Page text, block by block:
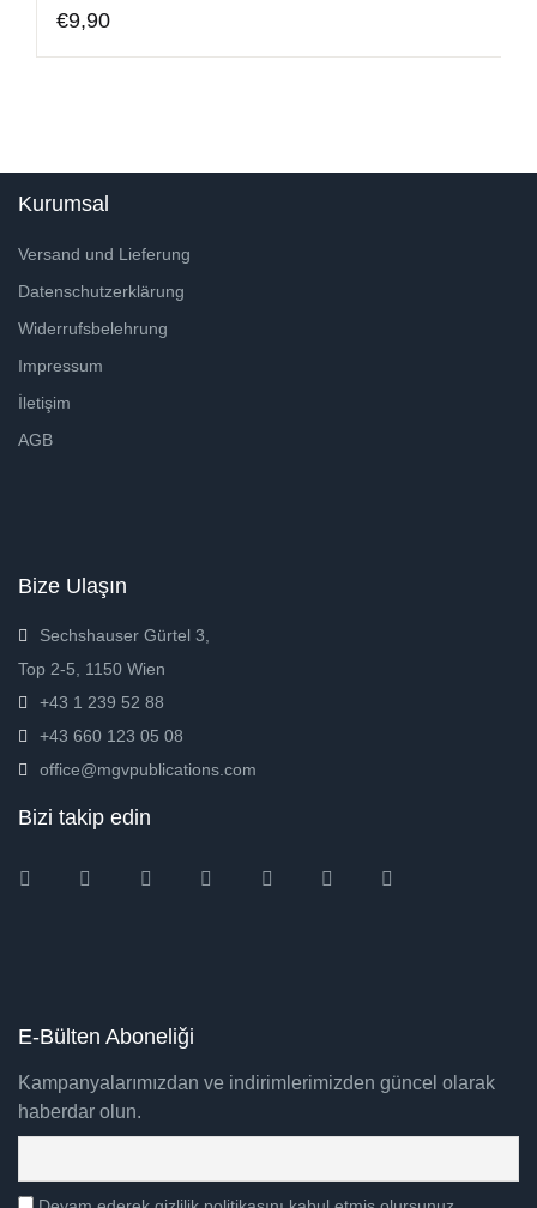
€9,90
Kurumsal
Versand und Lieferung
Datenschutzerklärung
Widerrufsbelehrung
Impressum
İletişim
AGB
Bize Ulaşın
Sechshauser Gürtel 3,
Top 2-5, 1150 Wien
+43 1 239 52 88
+43 660 123 05 08
office@mgvpublications.com
Bizi takip edin
InstagramFacebookTwitter Amazon Pinterest
E-Bülten Aboneliği
Kampanyalarımızdan ve indirimlerimizden güncel olarak
haberdar olun.